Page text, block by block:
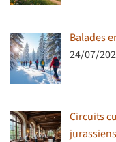
Balades
24/07/
Circuits
jurassiens